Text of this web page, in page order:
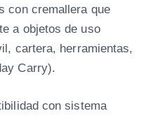
con cremallera que
a objetos de uso
cartera, herramientas,
Carry).
con sistema